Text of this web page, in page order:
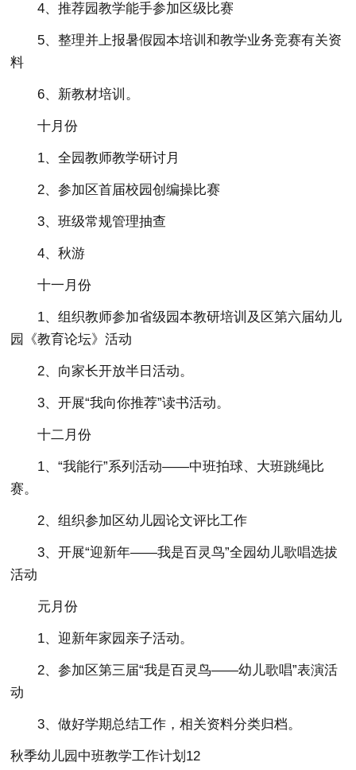
4、推荐园教学能手参加区级比赛
5、整理并上报暑假园本培训和教学业务竞赛有关资
料
6、新教材培训。
十月份
1、全园教师教学研讨月
2、参加区首届校园创编操比赛
3、班级常规管理抽查
4、秋游
十一月份
1、组织教师参加省级园本教研培训及区第六届幼儿
园《教育论坛》活动
2、向家长开放半日活动。
3、开展“我向你推荐”读书活动。
十二月份
1、“我能行”系列活动——中班拍球、大班跳绳比
赛。
2、组织参加区幼儿园论文评比工作
3、开展“迎新年——我是百灵鸟”全园幼儿歌唱选拔
活动
元月份
1、迎新年家园亲子活动。
2、参加区第三届“我是百灵鸟——幼儿歌唱”表演活
动
3、做好学期总结工作，相关资料分类归档。
秋季幼儿园中班教学工作计划12